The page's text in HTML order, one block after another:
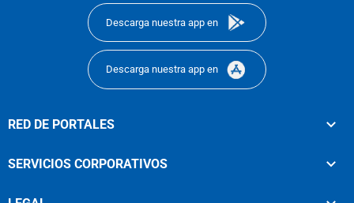
Descarga nuestra app en
Descarga nuestra app en
RED DE PORTALES
SERVICIOS CORPORATIVOS